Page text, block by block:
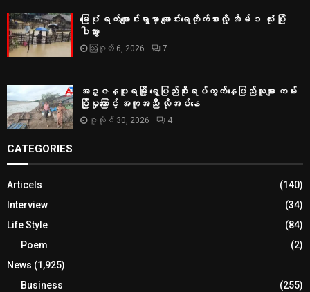
မြေပုံ ရက်ချောင်းရွာမှာ ချောင်းရေတိုက်စားလို့ အိမ် ၁ လုံး ပြို
ပါသွား
ဩဂုတ် 6, 2026 7
အဥ္ဇနပူရမြို့ ရွှေပြည်စိုးရပ်ကွက်နေပြည်သူများ ကမ်း
ပြိုမှုကြောင့် အကူအညီ လိုအပ်နေ
ဇူလိုင် 30, 2026 4
CATEGORIES
Articels
(140)
Interview
(34)
Life Style
(84)
Poem
(2)
News (1,925)
Business
(255)